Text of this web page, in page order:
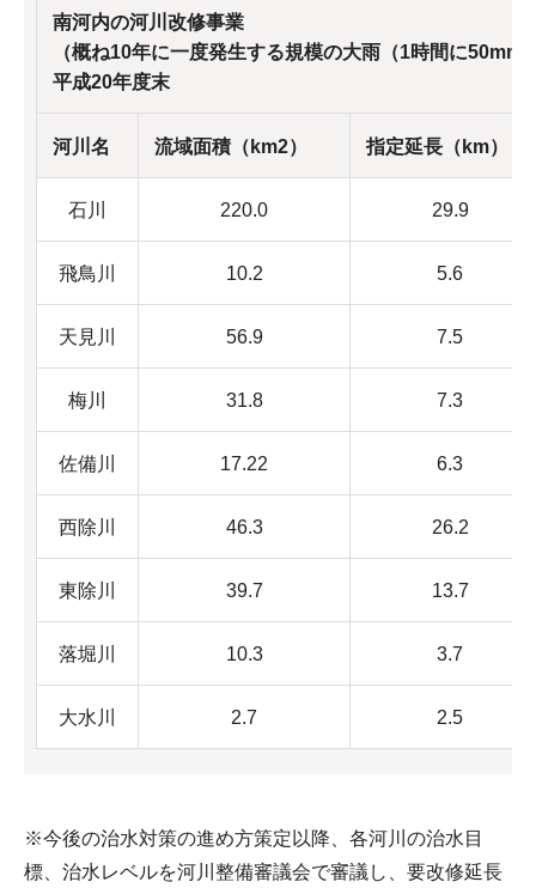
南河内の河川改修事業
（概ね10年に一度発生する規模の大雨（1時間に50mm
平成20年度末
河川名 流域面積（km2） 指定延長（km）
石川 220.0 29.9
飛鳥川 10.2 5.6
天見川 56.9 7.5
梅川 31.8 7.3
佐備川 17.22 6.3
西除川 46.3 26.2
東除川 39.7 13.7
落堀川 10.3 3.7
大水川 2.7 2.5
※今後の治水対策の進め方策定以降、各河川の治水目
標、治水レベルを河川整備審議会で審議し、要改修延長